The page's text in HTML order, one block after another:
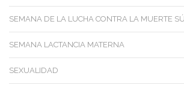
SEMANA DE LA LUCHA CONTRA LA MUERTE
SEMANA LACTANCIA MATERNA
SEXUALIDAD